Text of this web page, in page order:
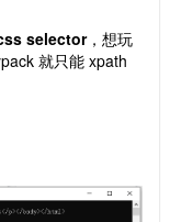
selector，想玩
就只能 xpath